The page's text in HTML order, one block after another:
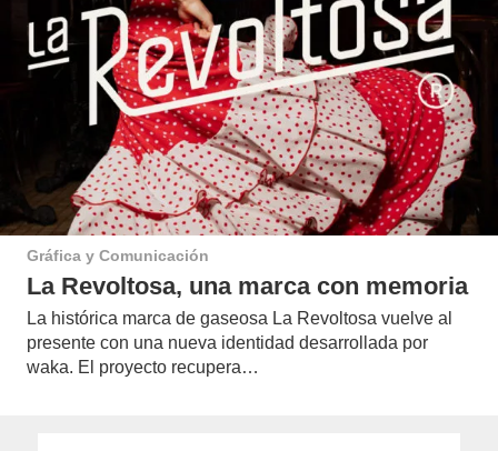
Gráfica y Comunicación
La Revoltosa, una marca con memoria
La histórica marca de gaseosa La Revoltosa vuelve al
presente con una nueva identidad desarrollada por
waka. El proyecto recupera…